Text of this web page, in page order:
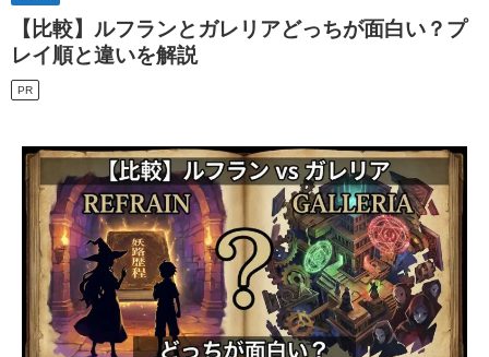
【比較】ルフランとガレリアどっちが面白い？プ
レイ順と違いを解説
PR